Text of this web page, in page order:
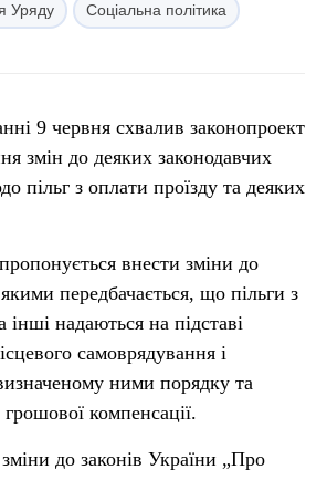
Уряду Соціальна політика
9 червня схвалив законопроект
змін до деяких законодавчих
пільг з оплати проїзду та деяких
внести зміни до
передбачається, що пільги з
інші надаються на підставі
самоврядування і
ними порядку та
компенсації.
до законів України „Про